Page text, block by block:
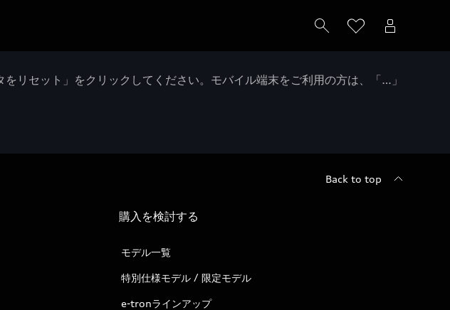
リセット」をクリックしてください。モバイル端末をご利用の方は、「…」
Back to top
購入を検討する
モデル一覧
特別仕様モデル / 限定モデル
e-tronラインアップ